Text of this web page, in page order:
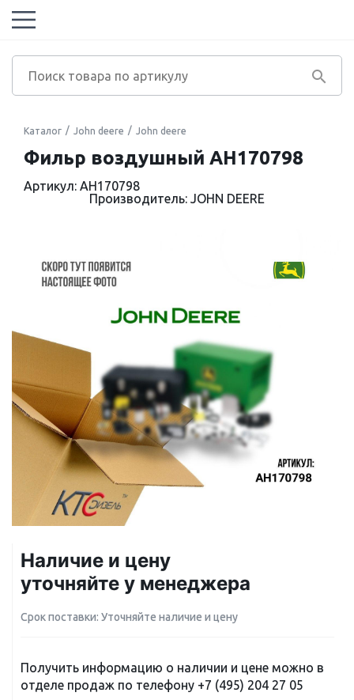
Каталог John deere John deere
Фильр воздушный AH170798
Артикул: AH170798
Производитель: JOHN DEERE
Наличие и цену
уточняйте у менеджера
Срок поставки: Уточняйте наличие и цену
Получить информацию о наличии и цене можно в
отделе продаж по телефону +7 (495) 204 27 05